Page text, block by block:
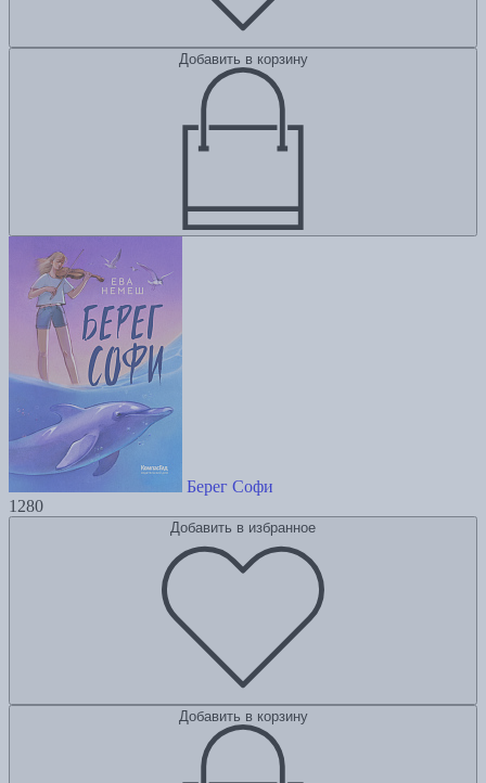
Добавить в корзину
Берег Софи
1280
Добавить в избранное
Добавить в корзину